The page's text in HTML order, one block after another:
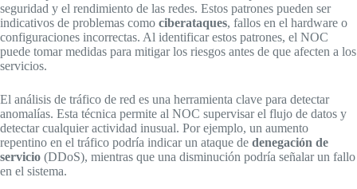
seguridad y el rendimiento de las redes. Estos patrones pueden ser
indicativos de problemas como ciberataques, fallos en el hardware o
configuraciones incorrectas. Al identificar estos patrones, el NOC
puede tomar medidas para mitigar los riesgos antes de que afecten a los
servicios.
El análisis de tráfico de red es una herramienta clave para detectar
anomalías. Esta técnica permite al NOC supervisar el flujo de datos y
detectar cualquier actividad inusual. Por ejemplo, un aumento
repentino en el tráfico podría indicar un ataque de denegación de
servicio (DDoS), mientras que una disminución podría señalar un fallo
en el sistema.